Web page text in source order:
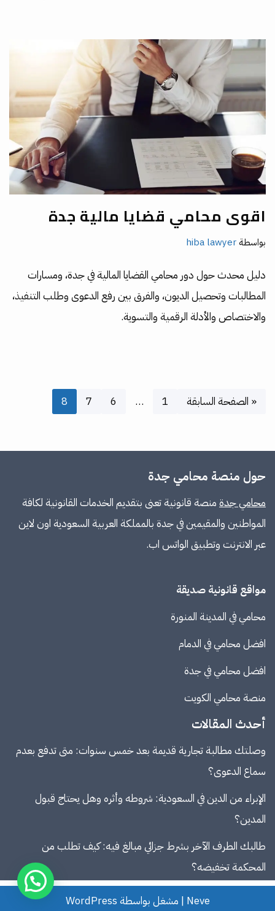
اقوى محامي قضايا مالية جدة
بواسطة hiba lawyer
دليل محدث حول دور محامي القضايا المالية في جدة، ومسارات
المطالبات وتحصيل الديون، والفرق بين رفع الدعوى وطلب التنفيذ،
والاختصاص والأدلة الرقمية والتسوية.
« الصفحة السابقة 1
…
6
7
8
حول منصة محامي جدة
محامي جدة منصة قانونية تعنى بتقديم الخدمات القانونية لكافة
المواطنين والمقيمين في جدة بالمملكة العربية السعودية اون لاين
عبر الانترنت وتطبيق الواتس اب.
مواقع قانونية صديقة
محامي في المدينة المنورة
افضل محامي في الدمام
افضل محامي في جدة
منصة محامي الكويت
أحدث المقالات
وصلتك مطالبة تجارية قديمة بعد خمس سنوات: متى تدفع بعدم
سماع الدعوى؟
الإبراء من الدين في السعودية: شروطه وأثره وهل يحتاج قبول
المدين؟
طالبك الطرف الآخر بشرط جزائي مبالغ فيه: كيف تطلب من
المحكمة تخفيضه؟
Neve | مشغل بواسطة WordPress